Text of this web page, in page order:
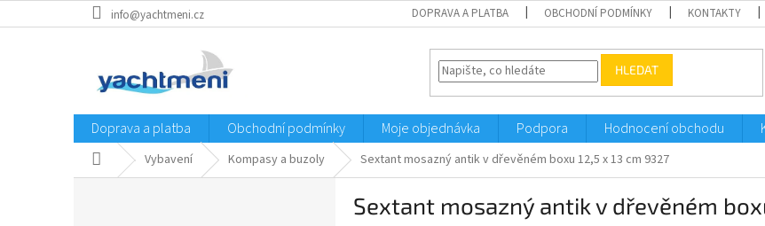
na
info@yachtmeni.cz DOPRAVA A PLATBA OBCHODNÍ PODMÍNKY KONTAKTY
HLEDAT
Doprava a platba Obchodní podmínky Moje objednávka Podpora Hodnocení obchodu
Domů Vybavení Kompasy a buzoly Sextant mosazný antik v dřevěném boxu 12,5 x 13 cm 9327
Sextant mosazný antik v dřevěném